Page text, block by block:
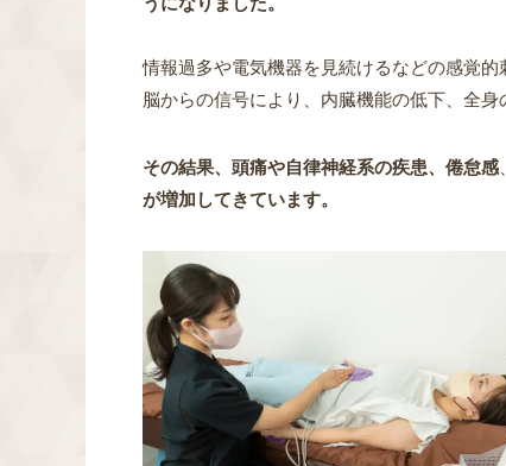
情報過多や電気機器を見続けるなどの感覚的
脳からの信号により、内臓機能の低下、 全身
その結果、頭痛や自律神経系の疾患、 倦怠感
が増加してきています。